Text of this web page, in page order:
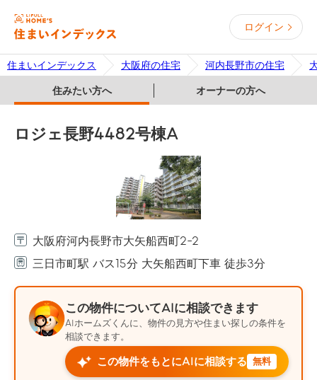
ログイン
住まいインデックス 大阪府の住宅 河内長野市の住宅
住みたい方へ オーナーの方へ
ロジェ長野4482号棟A
大阪府河内長野市大矢船西町2-2
三日市町駅 バス15分 大矢船西町下車 徒歩3分
この物件についてAIに相談できます
AIホームズくんに、物件の見方や住まい探しの条件を
相談できます。
この物件をもとにAIに相談する 無料